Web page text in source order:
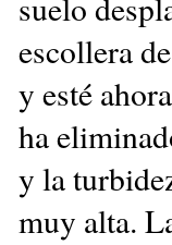
escollera
y esté
ha
y la
muy alta.